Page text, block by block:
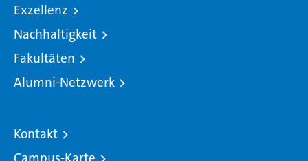
Exzellenz
Nachhaltigkeit
Fakultäten
Alumni-Netzwerk
Kontakt